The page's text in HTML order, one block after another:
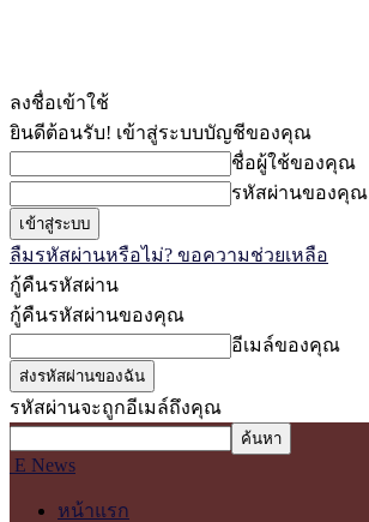
ลงชื่อเข้าใช้
ยินดีต้อนรับ! เข้าสู่ระบบบัญชีของคุณ
ชื่อผู้ใช้ของคุณ
รหัสผ่านของคุณ
ลืมรหัสผ่านหรือไม่? ขอความช่วยเหลือ
กู้คืนรหัสผ่าน
กู้คืนรหัสผ่านของคุณ
อีเมล์ของคุณ
รหัสผ่านจะถูกอีเมล์ถึงคุณ
E News
หน้าแรก